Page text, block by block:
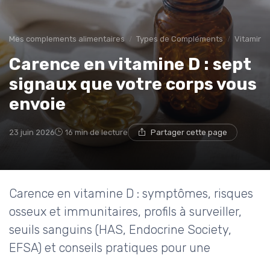
Mes complements alimentaires Types de Compléments
Carence en vitamine D : sept
signaux que votre corps vous
envoie
23 juin 2026 16 min de lecture Partager cette page
Carence en vitamine D : symptômes, risques
osseux et immunitaires, profils à surveiller,
seuils sanguins (HAS, Endocrine Society,
EFSA) et conseils pratiques pour une